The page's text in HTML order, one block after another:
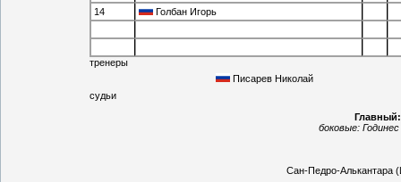
14
Голбан Игорь
тренеры
Писарев Николай
судьи
боковые:
Сан-Педро-Алькантара